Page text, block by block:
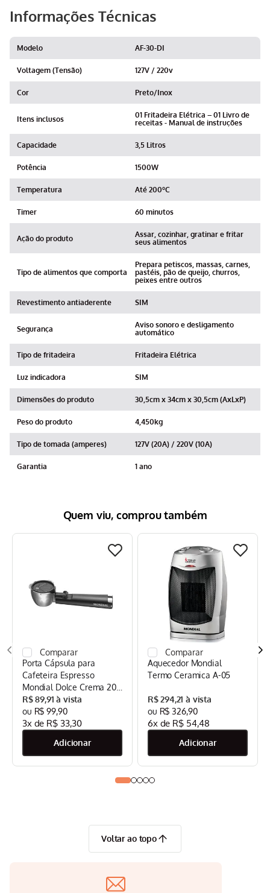
Informações Técnicas
Modelo AF-30-DI
Voltagem (Tensão) 127V / 220v
Cor Preto/Inox
Itens inclusos
01 Fritadeira Elétrica – 01 Livro de
receitas - Manual de instruções
Capacidade 3,5 Litros
Potência 1500W
Temperatura Até 200ºC
Timer 60 minutos
Ação do produto
Assar, cozinhar, gratinar e fritar
seus alimentos
Tipo de alimentos que comporta
Prepara petiscos, massas, carnes,
pastéis, pão de queijo, churros,
peixes entre outros
Revestimento antiaderente SIM
Segurança
Aviso sonoro e desligamento
automático
Tipo de fritadeira Fritadeira Elétrica
Luz indicadora SIM
Dimensões do produto 30,5cm x 34cm x 30,5cm (AxLxP)
Peso do produto 4,450kg
Tipo de tomada (amperes) 127V (20A) / 220V (10A)
Garantia 1 ano
Quem viu, comprou também
Porta Cápsula para
Cafeteira Espresso
Mondial Dolce Crema 20
Bar Mondial Preto/Inox -
CPC-DG
R$ 89,91
R$ 99,90
3x de R$ 33,30
Aquecedor Mondial
Termo Ceramica A-05
R$ 294,21
R$ 326,90
6x de R$ 54,48
Voltar ao topo